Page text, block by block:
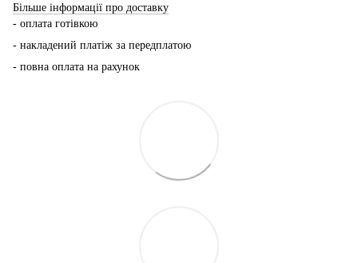
Більше інформації про доставку
- оплата готівкою
- накладений платіж за передплатою
- повна оплата на рахунок